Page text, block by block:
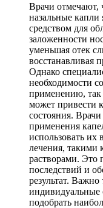
Врачи отмечают,
назальные
средством для
заложенности
уменьшая отек
восстанавливая
Однако
необходимости
применению, так
может привести
состояния.
применения
использовать их
лечения, такими
растворами. Это
последствий и
результат.
индивидуальные
подобрать